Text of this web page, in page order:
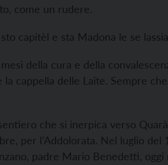
come un rudere.
capitèl e sta Madona le se
della cura e della
cappella delle Laite. Sempre
che si inerpica verso
per l’Addolorata. Nel luglio
padre Mario Benedetti, oggi